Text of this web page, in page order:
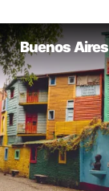
Buenos Aires